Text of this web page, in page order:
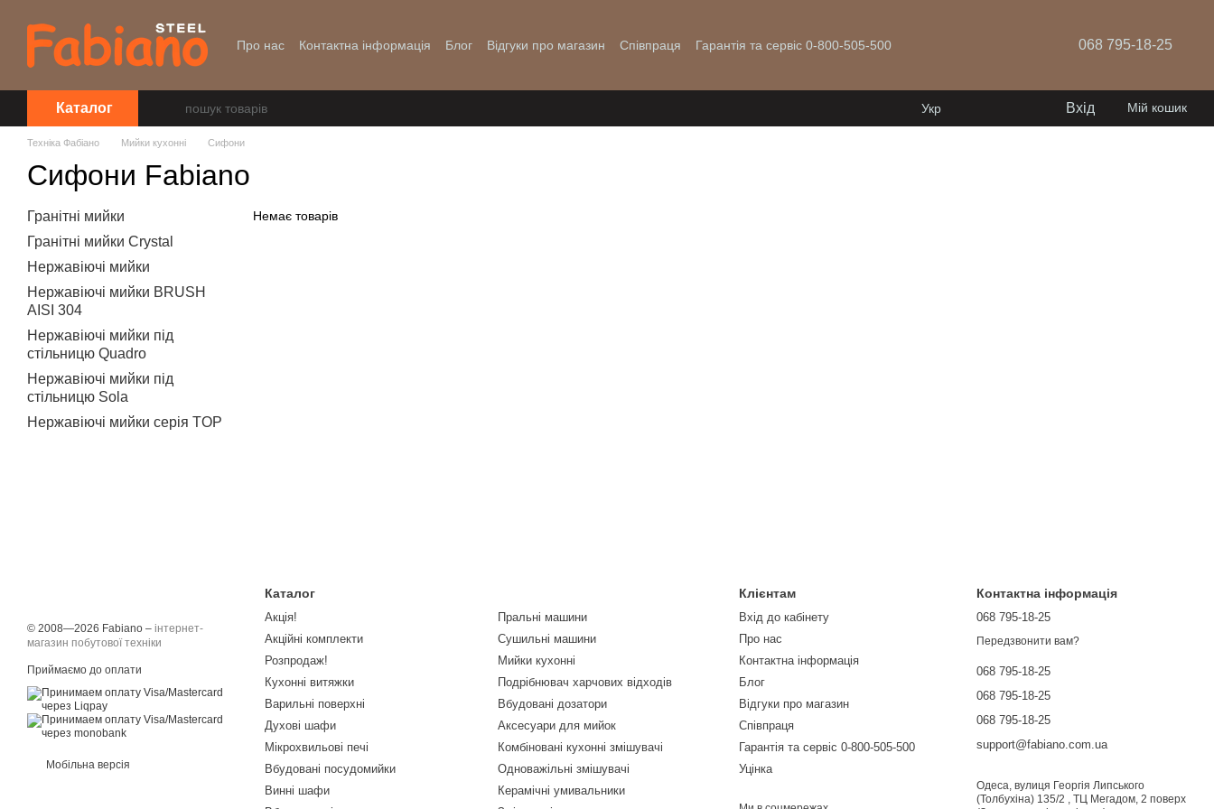
Про нас Контактна інформація Блог Відгуки про магазин Співпраця
Гарантія та сервіс 0-800-505-500
068 795-18-25
Каталог Укр Вхід Мій кошик
Техніка Фабіано Мийки кухонні Сифони
Сифони Fabiano
Немає товарів
Гранітні мийки
Гранітні мийки Crystal
Нержавіючі мийки
Нержавіючі мийки BRUSH
AISI 304
Нержавіючі мийки під
стільницю Quadro
Нержавіючі мийки під
стільницю Sola
Нержавіючі мийки серія TOP
© 2008—2026 Fabiano – інтернет-
магазин побутової техніки
Приймаємо до оплати
Мобільна версія
Каталог
Акція!
Акційні комплекти
Розпродаж!
Кухонні витяжки
Варильні поверхні
Духові шафи
Мікрохвильові печі
Вбудовані посудомийки
Винні шафи
Пральні машини
Сушильні машини
Мийки кухонні
Подрібнювач харчових відходів
Вбудовані дозатори
Аксесуари для мийок
Комбіновані кухонні змішувачі
Одноважільні змішувачі
Керамічні умивальники
Клієнтам
Вхід до кабінету
Про нас
Контактна інформація
Блог
Відгуки про магазин
Співпраця
Гарантія та сервіс 0-800-505-500
Уцінка
Контактна інформація
068 795-18-25
Передзвонити вам?
068 795-18-25
068 795-18-25
068 795-18-25
support@fabiano.com.ua
Одеса, вулиця Георгія Липського
(Толбухіна) 135/2 , ТЦ Мегадом, 2 поверх